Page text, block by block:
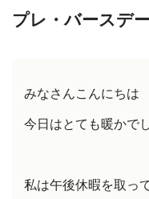
プレ・バースデー
みなさんこんにちは
今日はとても暖かで
私は午後休暇を取っ